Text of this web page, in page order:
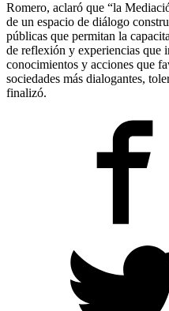
Romero, aclaró que “la
de un espacio de diálogo
públicas que permitan la
de reflexión y experiencias que
conocimientos y acciones que
sociedades más dialogantes,
finalizó.